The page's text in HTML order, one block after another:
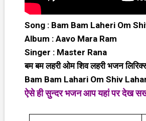
Song : Bam Bam Laheri Om
Album : Aavo Mara Ram
Singer : Master Rana
बम बम लहरी ओम शिव लहरी भजन
Bam Bam Lahari Om Shiv
ऐसे ही सुन्दर भजन आप यहां पर देख